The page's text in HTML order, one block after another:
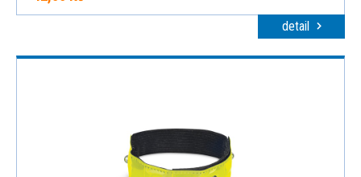
detail